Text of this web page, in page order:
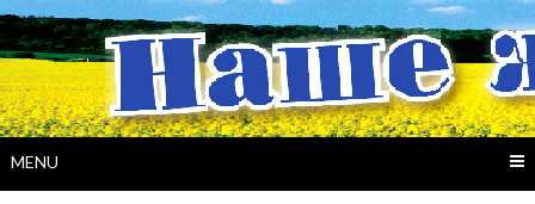
Skip
to
content
MENU